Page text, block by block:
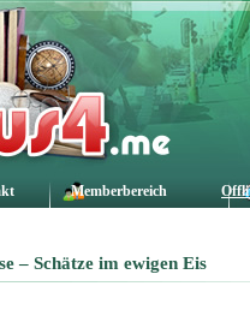
Memberbereich
– Schätze im ewigen Eis